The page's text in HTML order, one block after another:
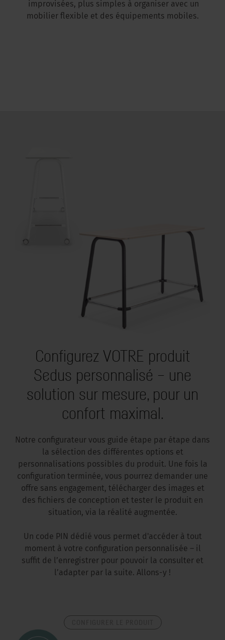
improvisées, plus simples à organiser avec un
mobilier flexible et des équipements mobiles.
Configurez VOTRE produit
Sedus personnalisé – une
solution sur mesure, pour un
confort maximal.
Notre configurateur vous guide étape par étape dans
la sélection des différentes options et
personnalisations possibles du produit. Une fois la
configuration terminée, vous pourrez demander une
offre sans engagement, télécharger des images et
des fichiers de conception et tester le produit en
situation, via la réalité augmentée.
Un code PIN dédié vous permet d'accéder à tout
moment à votre configuration personnalisée – il
suffit de l’enregistrer pour pouvoir la consulter et
l’adapter par la suite. Allons-y !